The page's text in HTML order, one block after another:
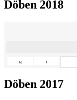
Döben 2018
« ‹
Döben 2017